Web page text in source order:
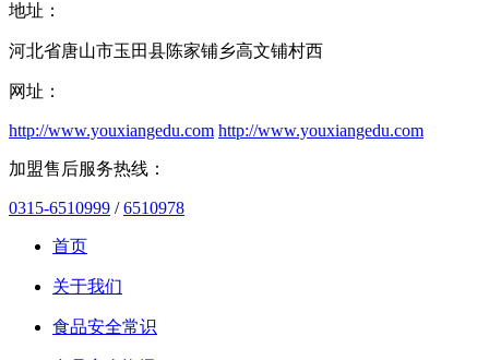
地址：
河北省唐山市玉田县陈家铺乡高文铺村西
网址：
http://www.youxiangedu.com http://www.youxiangedu.com
加盟售后服务热线：
0315-6510999 /6510978
首页
关于我们
食品安全常识